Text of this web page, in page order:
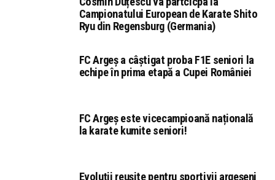
Campionatului European de Karate Shito
Ryu din Regensburg (Germania)
FC Argeș a câștigat proba F1E seniori la
echipe în prima etapă a Cupei României
FC Argeș este vicecampioană națională
la karate kumite seniori!
Evoluţii reuşite pentru sportivii argeşeni